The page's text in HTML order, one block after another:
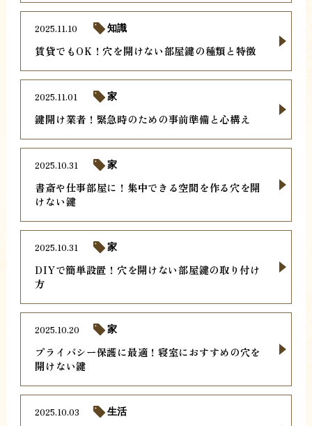
賃貸でもOK！穴を開けない部屋鍵の種類と特徴
2025.11.10 知識
鍵開け業者！緊急時のための事前準備と心構え
2025.11.01 家
書斎や仕事部屋に！集中できる空間を作る穴を開
けない鍵
2025.10.31 家
DIYで簡単設置！穴を開けない部屋鍵の取り付け
方
2025.10.31 家
プライバシー保護に最適！寝室におすすめの穴を
開けない鍵
2025.10.20 家
2025.10.03 生活